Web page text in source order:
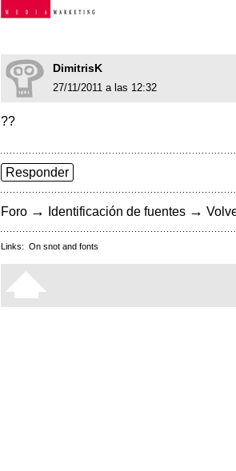
DimitrisK
27/11/2011 a las 12:32
??
Responder
Foro → Identificación de fuentes →
Links: On snot and fonts